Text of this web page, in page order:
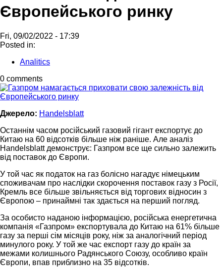
Європейського ринку
Fri, 09/02/2022 - 17:39
Posted in:
Analitics
0 comments
Джерело: Handelsblatt
Останнім часом російський газовий гігант експортує до
Китаю на 60 відсотків більше ніж раніше. Але аналіз
Handelsblatt демонструє: Газпром все ще сильно залежить
від поставок до Європи.
У той час як податок на газ болісно нагадує німецьким
споживачам про наслідки скорочення поставок газу з Росії,
Кремль все більше звільняється від торгових відносин з
Європою – принаймні так здається на перший погляд.
За особисто наданою інформацією, російська енергетична
компанія «Газпром» експортувала до Китаю на 61% більше
газу за перші сім місяців року, ніж за аналогічний період
минулого року. У той же час експорт газу до країн за
межами колишнього Радянського Союзу, особливо країн
Європи, впав приблизно на 35 відсотків.